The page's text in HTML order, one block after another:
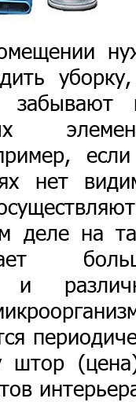
нет
деле на
и
штор